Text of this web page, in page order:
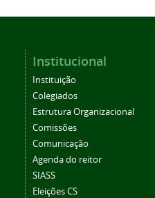
Institucional
Instituição
Colegiados
Estrutura Organizacional
Comissões
Comunicação
Agenda do reitor
SIASS
Eleições CS